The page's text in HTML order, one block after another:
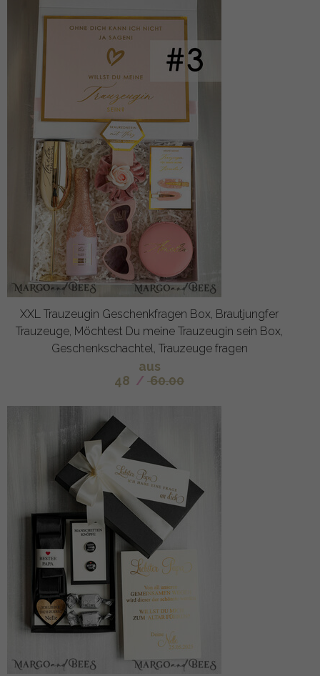
XXL Trauzeugin Geschenkfragen Box, Brautjungfer
Trauzeuge, Möchtest Du meine Trauzeugin sein Box,
Geschenkschachtel, Trauzeuge fragen
aus
48 / 60.00